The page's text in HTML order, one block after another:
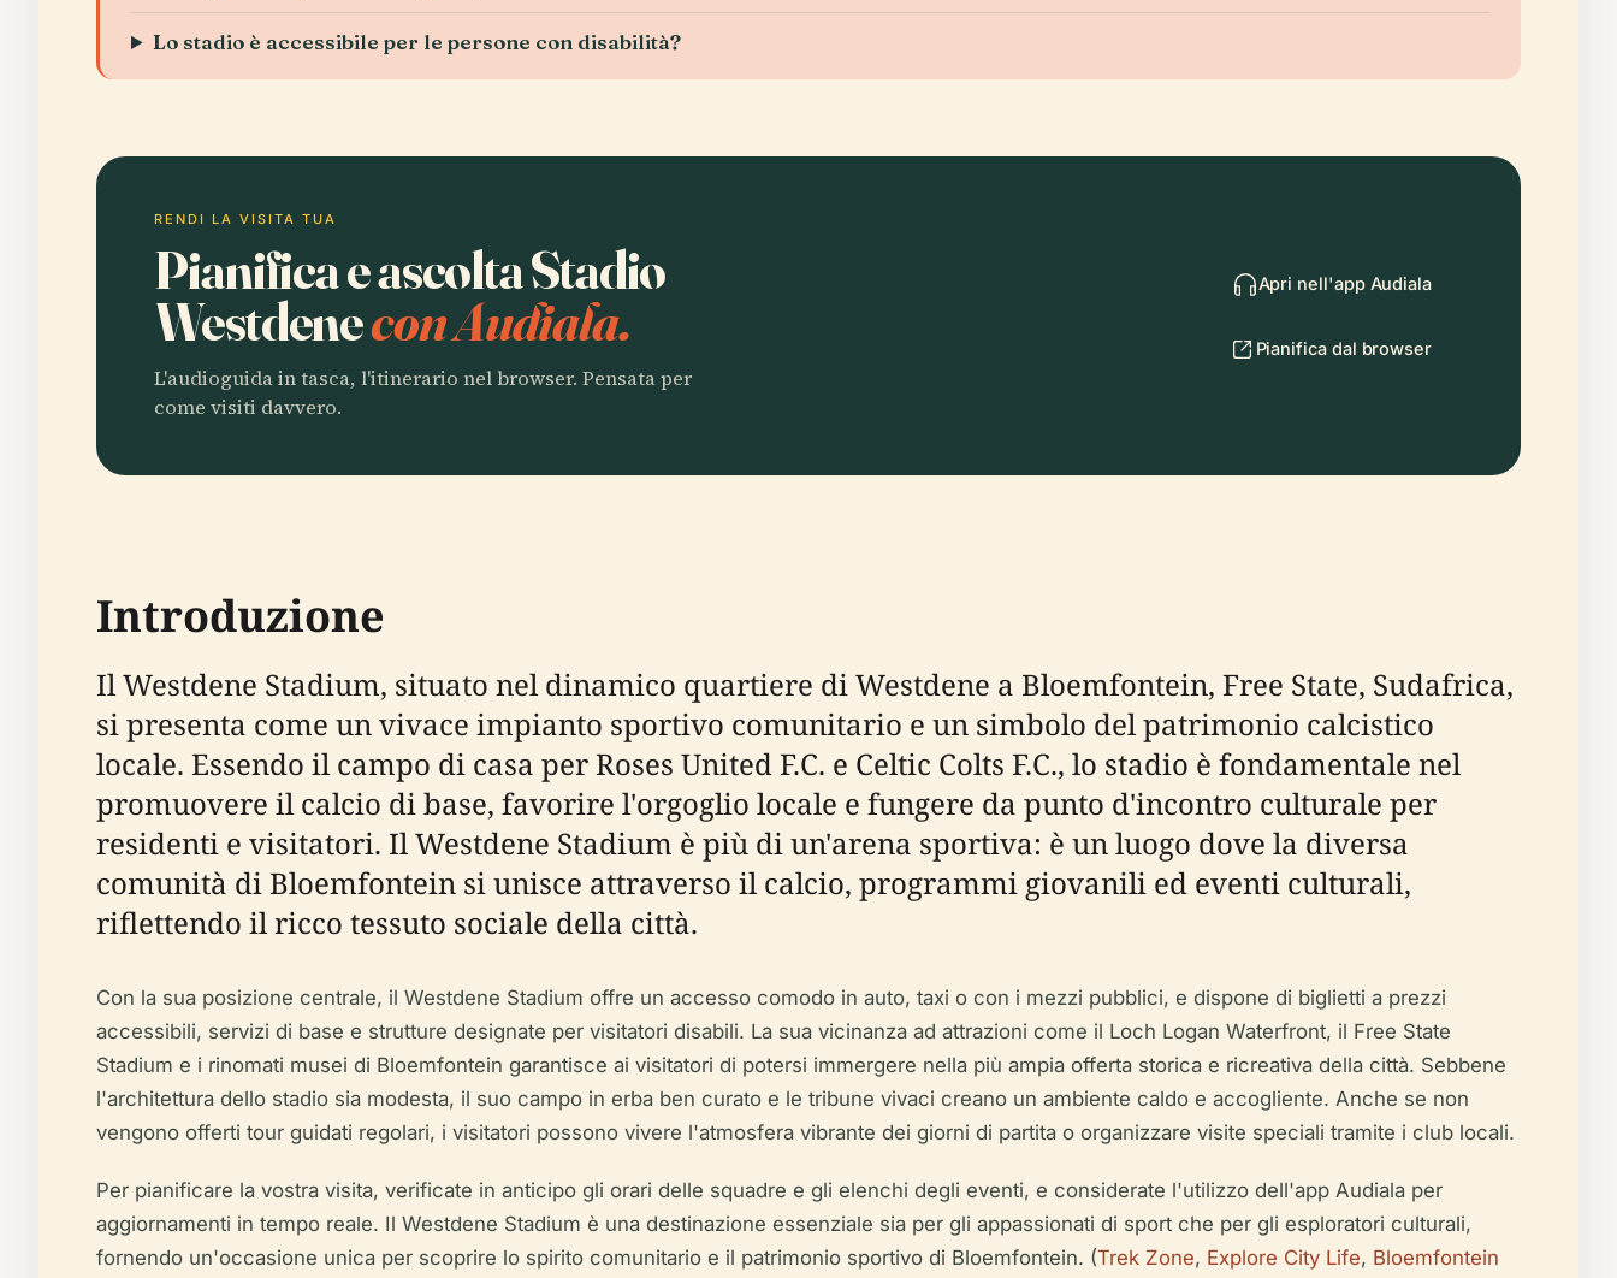
Lo stadio è accessibile per le persone con disabilità?
RENDI LA VISITA TUA
Pianifica e ascolta Stadio
Westdenecon Audiala.
L'audioguida in tasca, l'itinerario nel browser. Pensata per
come visiti davvero.
Apri nell'app Audiala
Pianifica dal browser
Introduzione
Il Westdene Stadium, situato nel dinamico quartiere di Westdene a Bloemfontein, Free State, Sudafrica,
si presenta come un vivace impianto sportivo comunitario e un simbolo del patrimonio calcistico
locale. Essendo il campo di casa per Roses United F.C. e Celtic Colts F.C., lo stadio è fondamentale nel
promuovere il calcio di base, favorire l'orgoglio locale e fungere da punto d'incontro culturale per
residenti e visitatori. Il Westdene Stadium è più di un'arena sportiva: è un luogo dove la diversa
comunità di Bloemfontein si unisce attraverso il calcio, programmi giovanili ed eventi culturali,
riflettendo il ricco tessuto sociale della città.
Con la sua posizione centrale, il Westdene Stadium offre un accesso comodo in auto, taxi o con i mezzi pubblici, e dispone di biglietti a prezzi
accessibili, servizi di base e strutture designate per visitatori disabili. La sua vicinanza ad attrazioni come il Loch Logan Waterfront, il Free State
Stadium e i rinomati musei di Bloemfontein garantisce ai visitatori di potersi immergere nella più ampia offerta storica e ricreativa della città. Sebbene
l'architettura dello stadio sia modesta, il suo campo in erba ben curato e le tribune vivaci creano un ambiente caldo e accogliente. Anche se non
vengono offerti tour guidati regolari, i visitatori possono vivere l'atmosfera vibrante dei giorni di partita o organizzare visite speciali tramite i club locali.
Per pianificare la vostra visita, verificate in anticipo gli orari delle squadre e gli elenchi degli eventi, e considerate l'utilizzo dell'app Audiala per
aggiornamenti in tempo reale. Il Westdene Stadium è una destinazione essenziale sia per gli appassionati di sport che per gli esploratori culturali,
fornendo un'occasione unica per scoprire lo spirito comunitario e il patrimonio sportivo di Bloemfontein. (Trek Zone, Explore City Life, Bloemfontein